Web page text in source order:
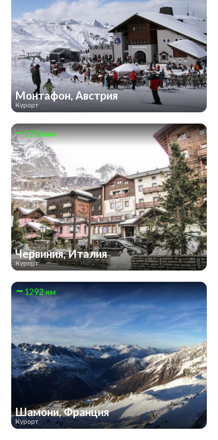
Монтафон, Австрия
Курорт
1236 км
Червиния, Италия
Курорт
1292 км
Шамони, Франция
Курорт